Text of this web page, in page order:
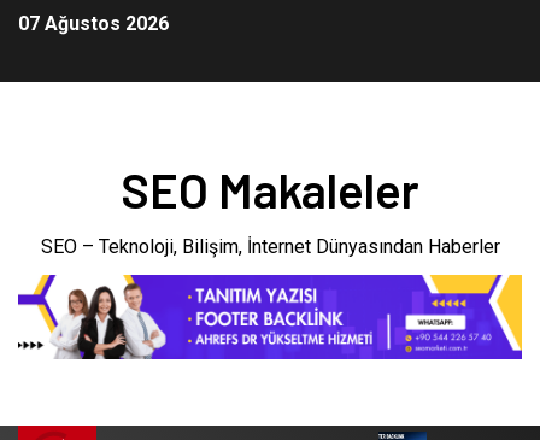
07 Ağustos 2026
SEO Makaleler
SEO – Teknoloji, Bilişim, İnternet Dünyasından Haberler